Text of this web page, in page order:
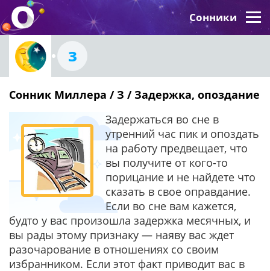
Сонники
З
Сонник Миллера / З / Задержка, опоздание
Задержаться во сне в
утренний час пик и опоздать
на работу предвещает, что
вы получите от кого-то
порицание и не найдете что
сказать в свое оправдание.
Если во сне вам кажется,
будто у вас произошла задержка месячных, и
вы рады этому признаку — наяву вас ждет
разочарование в отношениях со своим
избранником. Если этот факт приводит вас в